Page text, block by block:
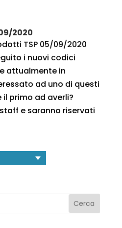
2020
TSP 05/09/2020
i nuovi codici
attualmente in
ad uno di questi
il primo ad averli?
e saranno riservati